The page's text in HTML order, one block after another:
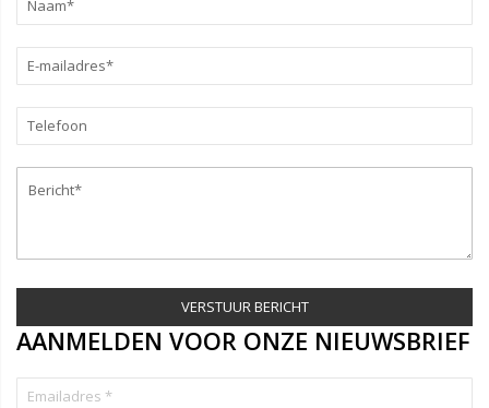
VERSTUUR BERICHT
AANMELDEN VOOR ONZE NIEUWSBRIEF